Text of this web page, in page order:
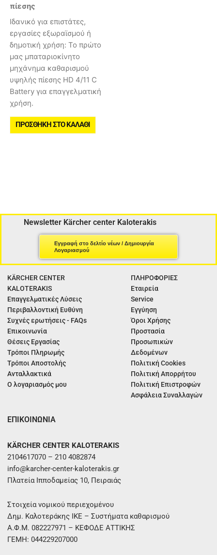
πίεσης
Ιδανικό για επιστάτες,
εργασίες εξωραϊσμού ή
δημοτική χρήση: Το πρώτο
μας μπαταριοκίνητο
μηχάνημα καθαρισμού
υψηλής πίεσης HD 4/11 C
Battery για επαγγελματική
χρήση.
ΠΡΟΣΘΉΚΗ ΣΤΟ ΚΑΛΆΘΙ
Newsletter Kärcher center Kaloterakis
Εγγραφή στο δελτίο νέων / Δημιουργία
Λογαριασμού
KÄRCHER CENTER
KALOTERAKIS
Επαγγελματικές Λύσεις
Περιβαλλοντική Ευθύνη
Συχνές ερωτήσεις - FAQs
Επικοινωνία
Θέσεις Εργασίας
Τρόποι Πληρωμής
Τρόποι Αποστολής
Ανταλλακτικά
Ο λογαριασμός μου
ΠΛΗΡΟΦΟΡΙΕΣ
Εταιρεία
Service
Εγγύηση
Όροι Χρήσης
Προστασία
Προσωπικών
Δεδομένων
Πολιτική Cookies
Πολιτική Απορρήτου
Πολιτική Επιστροφών
Ασφάλεια Συναλλαγών
ΕΠΙΚΟΙΝΩΝΙΑ
KÄRCHER CENTER KALOTERAKIS
2104617070 – 210 4082874
info@karcher-center-kaloterakis.gr
Πλατεία Ιπποδαμείας 10, Πειραιάς
Στοιχεία νομικού περιεχομένου
Δημ. Καλοτεράκης ΙΚΕ – Συστήματα καθαρισμού
Α.Φ.Μ. 082227971 – ΚΕΦΟΔΕ ΑΤΤΙΚΗΣ
ΓΕΜΗ: 044229207000